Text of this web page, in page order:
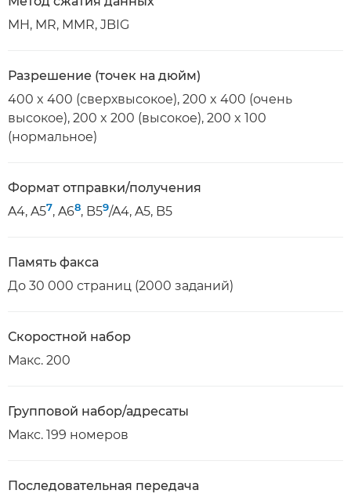
MH, MR, MMR, JBIG
Разрешение (точек на дюйм)
400 x 400 (сверхвысокое), 200 x 400 (очень
высокое), 200 x 200 (высокое), 200 x 100
(нормальное)
Формат отправки/получения
A4, A57, A68, B59/A4, A5, B5
Память факса
До 30 000 страниц (2000 заданий)
Скоростной набор
Макс. 200
Групповой набор/адресаты
Макс. 199 номеров
Последовательная передача